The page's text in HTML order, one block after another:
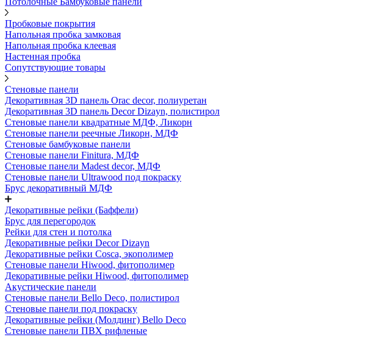
Пробковые покрытия
Напольная пробка замковая
Напольная пробка клеевая
Настенная пробка
Сопутствующие товары
Стеновые панели
Декоративная 3D панель Orac decor, полиуретан
Декоративная 3D панель Decor Dizayn, полистирол
Стеновые панели квадратные МДФ, Ликорн
Стеновые панели реечные Ликорн, МДФ
Стеновые бамбуковые панели
Стеновые панели Finitura, МДФ
Стеновые панели Madest decor, МДФ
Стеновые панели Ultrawood под покраску
Брус декоративный МДФ
Декоративные рейки (Баффели)
Брус для перегородок
Рейки для стен и потолка
Декоративные рейки Decor Dizayn
Декоративные рейки Cosca, экополимер
Стеновые панели Hiwood, фитополимер
Декоративные рейки Hiwood, фитополимер
Акустические панели
Стеновые панели Bello Deco, полистирол
Стеновые панели под покраску
Декоративные рейки (Молдинг) Bello Deco
Стеновые панели ПВХ рифленые